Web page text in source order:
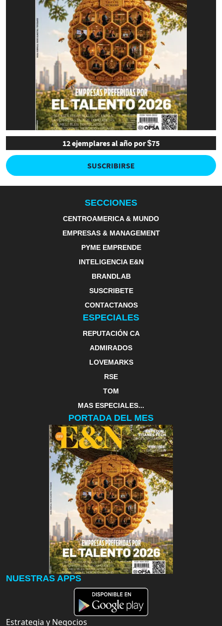
12 ejemplares al año por $75
SUSCRIBIRSE
SECCIONES
CENTROAMERICA & MUNDO
EMPRESAS & MANAGEMENT
PYME EMPRENDE
INTELIGENCIA E&N
BRANDLAB
SUSCRIBETE
CONTACTANOS
ESPECIALES
REPUTACIÓN CA
ADMIRADOS
LOVEMARKS
RSE
TOM
MAS ESPECIALES...
PORTADA DEL MES
NUESTRAS APPS
Estrategia y Negocios